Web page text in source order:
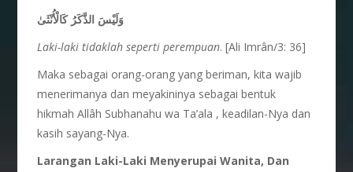
وَلَيْسَ الذَّكَرُ كَالْأُنْثَىٰ
Laki-laki tidaklah seperti perempuan. [Ali Imrân/3: 36]
Maka sebagai orang-orang yang beriman, kita wajib
menerimanya dan meyakininya sebagai bentuk
hikmah Allâh Subhanahu wa Ta’ala , keadilan-Nya dan
kasih sayang-Nya.
Larangan Laki-Laki Menyerupai Wanita, Dan